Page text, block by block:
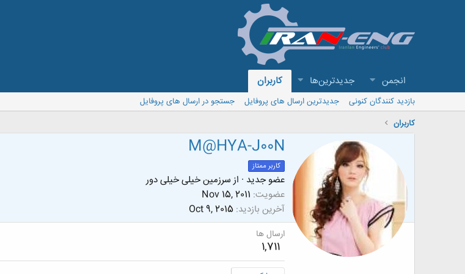
انجمن جدیدترین‌ها کاربران
بازدید کنندگان کنونی جدیدترین ارسال های پروفایل
جستجو در ارسال های پروفایل
کاربران
M@HYA-J00N
کاربر ممتاز
عضو جدید · از سرزمین خیلی خیلی دور
عضویت Nov 15, 2011
آخرین بازدید Oct 9, 2015
ارسال ها
1,711